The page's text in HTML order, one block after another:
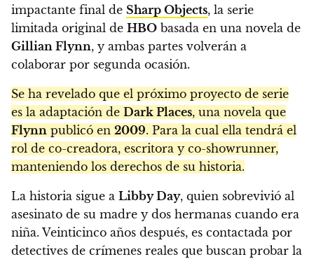
impactante final de Sharp Objects, la serie
limitada original de HBO basada en una novela de
Gillian Flynn, y ambas partes volverán a
colaborar por segunda ocasión.
Se ha revelado que el próximo proyecto de serie
es la adaptación de Dark Places, una novela que
Flynn publicó en 2009. Para la cual ella tendrá el
rol de co-creadora, escritora y co-showrunner,
manteniendo los derechos de su historia.
La historia sigue a Libby Day, quien sobrevivió al
asesinato de su madre y dos hermanas cuando era
niña. Veinticinco años después, es contactada por
detectives de crímenes reales que buscan probar la